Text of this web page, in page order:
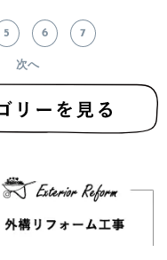
5 6 7
次へ